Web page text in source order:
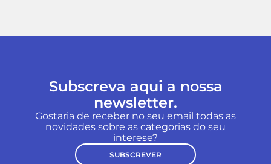
Subscreva aqui a nossa
newsletter.
Gostaria de receber no seu email todas as
novidades sobre as categorias do seu
interese?
SUBSCREVER